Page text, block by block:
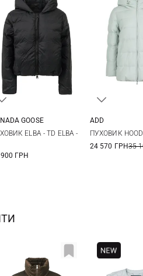
GOOSE
ELBA - TD ELBA -
ГРН
ADD
ПУХОВИК
24 570 ГРН35